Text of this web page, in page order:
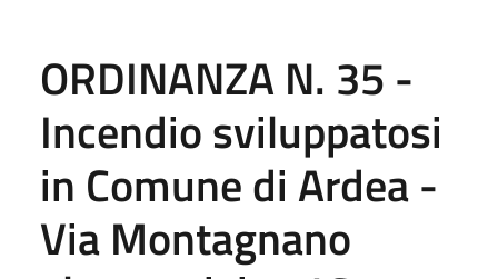
ORDINANZA N. 35 -
Incendio sviluppatosi
in Comune di Ardea -
Via Montagnano